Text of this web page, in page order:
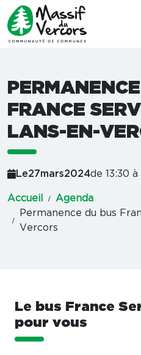
FRANCE
LANS-EN-
Le27mars2024de 13:30 à
Accueil
Agenda
Permanence du bus
Vercors
Le bus France
pour vous